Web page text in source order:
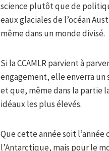
science plutôt que de
eaux glaciales de l’océan
même dans un monde divisé.
Si la CCAMLR parvient à
engagement, elle enverra
et que, même dans la partie
idéaux les plus élevés.
Que cette année soit
l’Antarctique, mais pour le